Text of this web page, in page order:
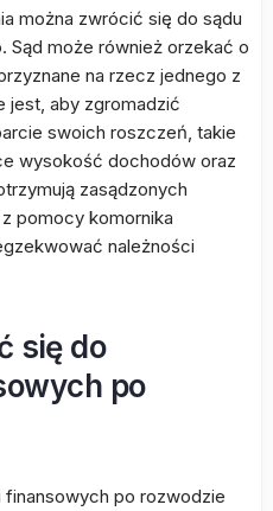
można zwrócić się do sądu
Sąd może również orzekać o
na rzecz jednego z
jest, aby zgromadzić
swoich roszczeń, takie
wysokość dochodów oraz
zasądzonych
pomocy komornika
należności
się do
po
po rozwodzie